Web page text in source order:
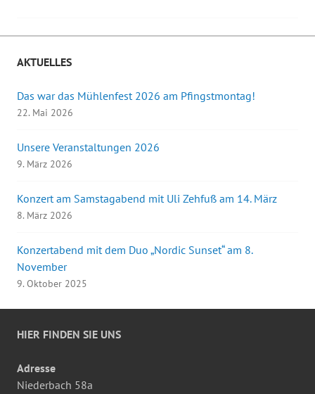
AKTUELLES
Das war das Mühlenfest 2026 am Pfingstmontag!
22. Mai 2026
Unsere Veranstaltungen 2026
9. März 2026
Konzert am Samstagabend mit Uli Zehfuß am 14. März
8. März 2026
Konzertabend mit dem Duo „Nordic Sunset“ am 8.
November
9. Oktober 2025
HIER FINDEN SIE UNS
Adresse
Niederbach 58a